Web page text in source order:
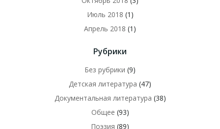
Июль 2018 (1)
Апрель 2018 (1)
Рубрики
Без рубрики (9)
Детская литература (47)
Документальная литература (38)
Общее (93)
Поэзия (89)